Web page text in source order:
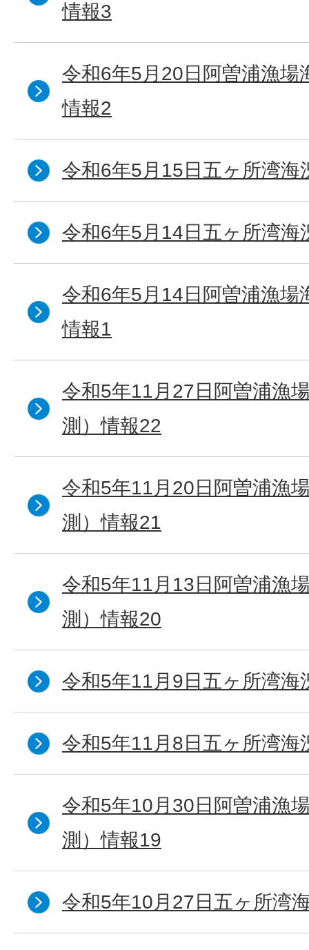
情報3
令和6年5月20日阿曽浦漁場
情報2
令和6年5月15日五ヶ所湾海
令和6年5月14日五ヶ所湾海
令和6年5月14日阿曽浦漁場
情報1
令和5年11月27日阿曽浦漁
測）情報22
令和5年11月20日阿曽浦漁
測）情報21
令和5年11月13日阿曽浦漁
測）情報20
令和5年11月9日五ヶ所湾海
令和5年11月8日五ヶ所湾海
令和5年10月30日阿曽浦漁
測）情報19
令和5年10月27日五ヶ所湾